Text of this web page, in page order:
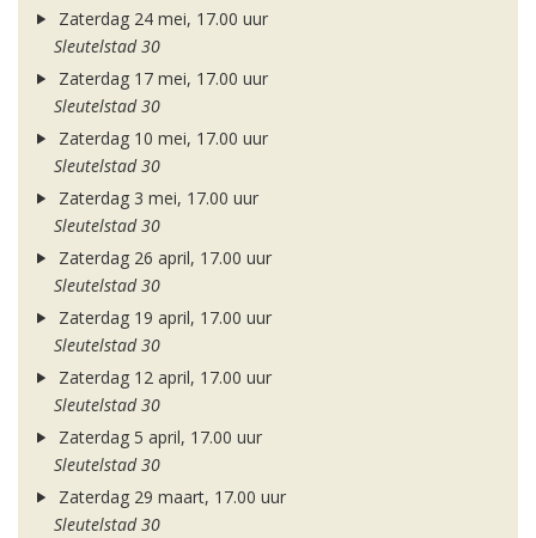
Zaterdag 24 mei, 17.00 uur
Sleutelstad 30
Zaterdag 17 mei, 17.00 uur
Sleutelstad 30
Zaterdag 10 mei, 17.00 uur
Sleutelstad 30
Zaterdag 3 mei, 17.00 uur
Sleutelstad 30
Zaterdag 26 april, 17.00 uur
Sleutelstad 30
Zaterdag 19 april, 17.00 uur
Sleutelstad 30
Zaterdag 12 april, 17.00 uur
Sleutelstad 30
Zaterdag 5 april, 17.00 uur
Sleutelstad 30
Zaterdag 29 maart, 17.00 uur
Sleutelstad 30